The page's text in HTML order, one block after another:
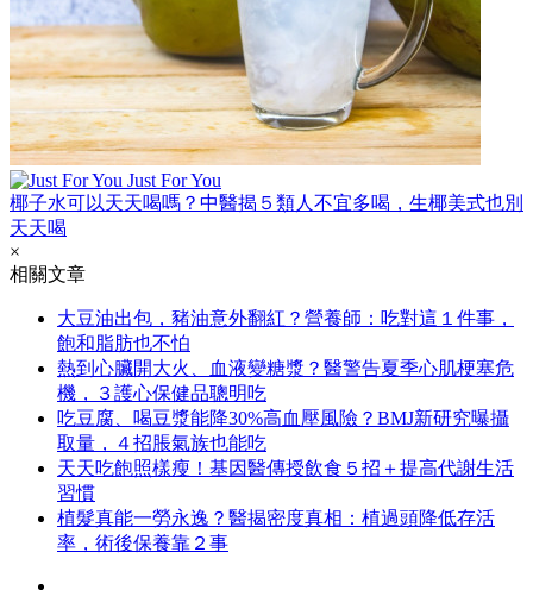
Just For You
椰子水可以天天喝嗎？中醫揭５類人不宜多喝，生椰美式也別
天天喝
×
相關文章
大豆油出包，豬油意外翻紅？營養師：吃對這１件事，
飽和脂肪也不怕
熱到心臟開大火、血液變糖漿？醫警告夏季心肌梗塞危
機，３護心保健品聰明吃
吃豆腐、喝豆漿能降30%高血壓風險？BMJ新研究曝攝
取量，４招脹氣族也能吃
天天吃飽照樣瘦！基因醫傳授飲食５招＋提高代謝生活
習慣
植髮真能一勞永逸？醫揭密度真相：植過頭降低存活
率，術後保養靠２事